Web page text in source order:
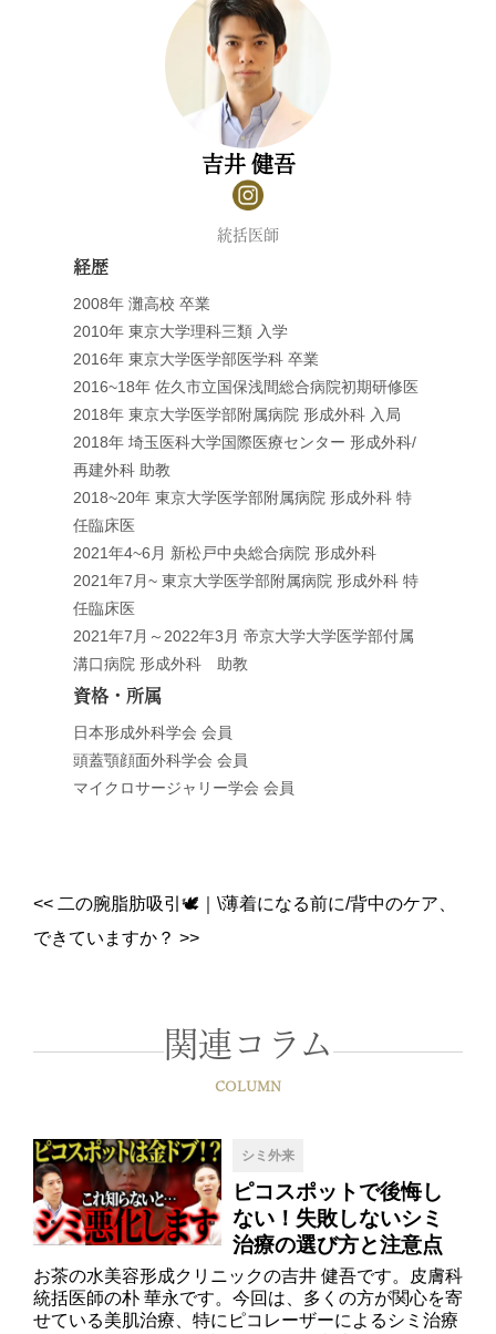
吉井 健吾
統括医師
経歴
2008年 灘高校 卒業
2010年 東京大学理科三類 入学
2016年 東京大学医学部医学科 卒業
2016~18年 佐久市立国保浅間総合病院初期研修医
2018年 東京大学医学部附属病院 形成外科 入局
2018年 埼玉医科大学国際医療センター 形成外科/
再建外科 助教
2018~20年 東京大学医学部附属病院 形成外科 特
任臨床医
2021年4~6月 新松戸中央総合病院 形成外科
2021年7月~ 東京大学医学部附属病院 形成外科 特
任臨床医
2021年7月～2022年3月 帝京大学大学医学部付属
溝口病院 形成外科 助教
資格・所属
日本形成外科学会 会員
頭蓋顎顔面外科学会 会員
マイクロサージャリー学会 会員
<<二の腕脂肪吸引🕊｜ \薄着になる前に/背中のケア、
できていますか？ >>
関連コラム
COLUMN
シミ外来
ピコスポットで後悔し
ない！失敗しないシミ
治療の選び方と注意点
お茶の水美容形成クリニックの吉井 健吾です。皮膚科
統括医師の朴 華永です。今回は、多くの方が関心を寄
せている美肌治療、特にピコレーザーによるシミ治療